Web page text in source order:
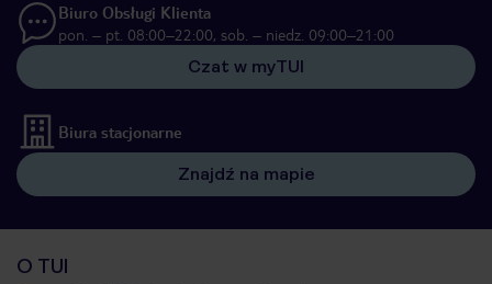
Biuro Obsługi Klienta
pon. – pt. 08:00–22:00, sob. – niedz. 09:00–21:00
Czat w myTUI
Biura stacjonarne
Znajdź na mapie
O TUI